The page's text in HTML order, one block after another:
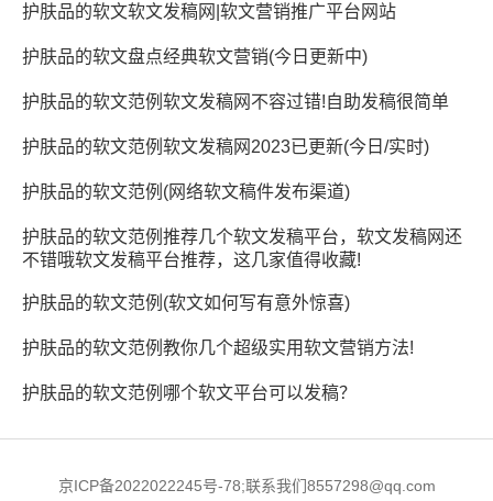
护肤品的软文软文发稿网|软文营销推广平台网站
护肤品的软文盘点经典软文营销(今日更新中)
护肤品的软文范例软文发稿网不容过错!自助发稿很简单
护肤品的软文范例软文发稿网2023已更新(今日/实时)
护肤品的软文范例(网络软文稿件发布渠道)
护肤品的软文范例推荐几个软文发稿平台，软文发稿网还
不错哦软文发稿平台推荐，这几家值得收藏!
护肤品的软文范例(软文如何写有意外惊喜)
护肤品的软文范例教你几个超级实用软文营销方法!
护肤品的软文范例哪个软文平台可以发稿？
京ICP备2022022245号-78;联系我们8557298@qq.com